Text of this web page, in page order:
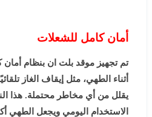
أمان كامل للشعلات
تم تجهيز موقد بلت ان بنظام
أثناء الطهي، مثل إيقاف الغاز
يقلل من أي مخاطر محتملة. هذا
الاستخدام اليومي ويجعل الطهي